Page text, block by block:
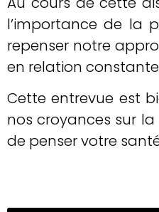
l’importance de la
repenser notre
en relation
Cette entrevue est
nos croyances sur
de penser votre